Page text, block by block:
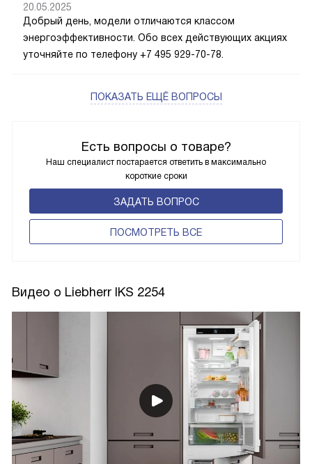
Есть вопросы о товаре?
Наш специалист постарается ответить в максимально
короткие сроки
ЗАДАТЬ ВОПРОС
ПОCМОТРЕТЬ ВСЕ
20.05.2025
Добрый день, модели отличаются классом
энергоэффективности. Обо всех действующих акциях
уточняйте по телефону +7 495 929-70-78.
ПОКАЗАТЬ ЕЩЁ ВОПРОСЫ
Видео о Liebherr IKS 2254